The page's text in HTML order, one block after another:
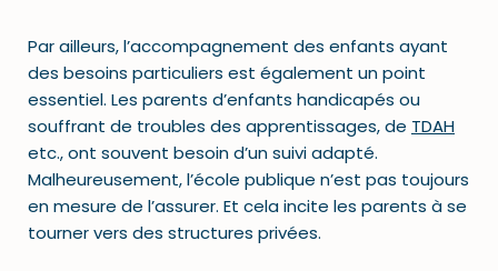
Par ailleurs, l’accompagnement des enfants ayant
des besoins particuliers est également un point
essentiel. Les parents d’enfants handicapés ou
souffrant de troubles des apprentissages, de TDAH
etc., ont souvent besoin d’un suivi adapté.
Malheureusement, l’école publique n’est pas toujours
en mesure de l’assurer. Et cela incite les parents à se
tourner vers des structures privées.